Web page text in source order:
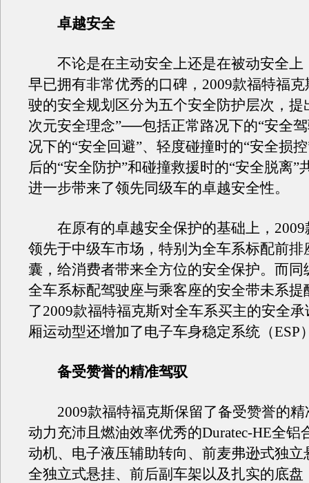
卓越安全
不论是在主动安全上还是在被动安全上
早已拥有非常优秀的口碑，2009款福特福
驶的安全规划区分为五个安全防护层次，提
次元安全理念”──包括正常路况下的“安全
况下的“安全回避”、轻度碰撞时的“安全损
后的“安全防护”和碰撞救援时的“安全脱离”
进一步带来了领先同级车的卓越安全性。
在原有的卓越安全保护的基础上，2009
领先于中级车市场，特别为全车系标配前排
囊，给消费者带来全方位的安全保护。而同
全车系标配驾驶座与乘客座的安全带未系提
了2009款福特福克斯对全车系买主的安全
厢运动型还增加了电子车身稳定系统（ESP
备受赞誉的精准驾驭
2009款福特福克斯保留了备受赞誉的精
动力充沛且燃油效率优秀的Duratec-HE全铝
动机、电子液压辅助转向、前麦弗逊式独立
全独立式悬挂、前后副车架以及扎实的底盘